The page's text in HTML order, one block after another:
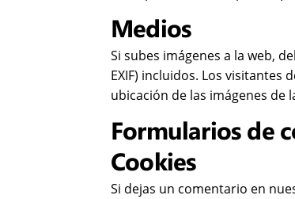
Medios
Si subes imágenes a la web,
EXIF) incluidos. Los visitantes
ubicación de las imágenes de
Formularios de
Cookies
Si dejas un comentario en